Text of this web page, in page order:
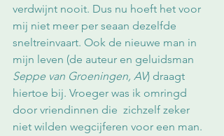
verdwijnt nooit. Dus nu hoeft het voor
mij niet meer per seaan dezelfde
sneltreinvaart. Ook de nieuwe man in
mijn leven (de auteur en geluidsman
Seppe van Groeningen, AV) draagt
hiertoe bij. Vroeger was ik omringd
door vriendinnen die  zichzelf zeker
niet wilden wegcijferen voor een man.